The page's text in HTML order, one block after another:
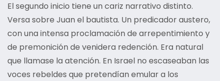
El segundo inicio tiene un cariz narrativo distinto.
Versa sobre Juan el bautista. Un predicador austero,
con una intensa proclamación de arrepentimiento y
de premonición de venidera redención. Era natural
que llamase la atención. En Israel no escaseaban las
voces rebeldes que pretendían emular a los